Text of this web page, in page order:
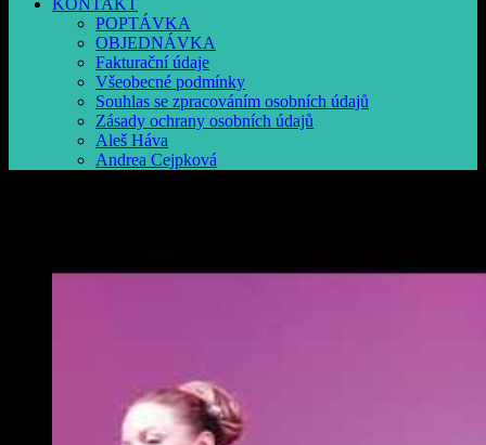
KONTAKT
POPTÁVKA
OBJEDNÁVKA
Fakturační údaje
Všeobecné podmínky
Souhlas se zpracováním osobních údajů
Zásady ochrany osobních údajů
Aleš Háva
Andrea Cejpková